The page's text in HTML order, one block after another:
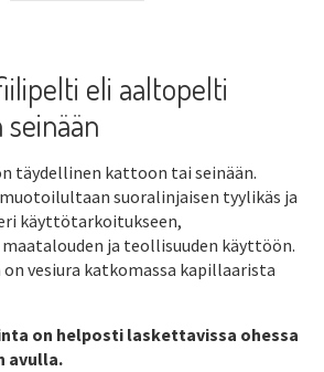
eli aaltopelti
täydellinen kattoon tai seinään.
suoralinjaisen tyylikäs ja
käyttötarkoitukseen,
ja teollisuuden käyttöön.
vesiura katkomassa kapillaarista
on helposti laskettavissa ohessa
avulla.